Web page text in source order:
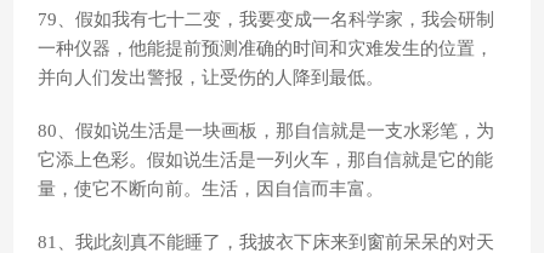
79、假如我有七十二变，我要变成一名科学家，我会研制
一种仪器，他能提前预测准确的时间和灾难发生的位置，
并向人们发出警报，让受伤的人降到最低。
80、假如说生活是一块画板，那自信就是一支水彩笔，为
它添上色彩。假如说生活是一列火车，那自信就是它的能
量，使它不断向前。生活，因自信而丰富。
81、我此刻真不能睡了，我披衣下床来到窗前呆呆的对天